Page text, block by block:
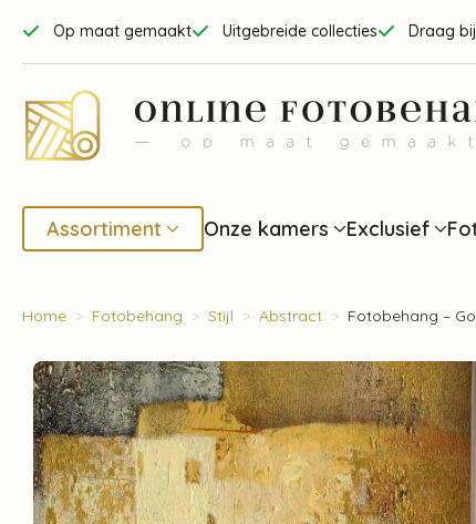
Op maat gemaakt Uitgebreide collecties Draag
Assortiment Onze kamers Exclusief
Home Fotobehang Stijl Abstract Fotobehang –